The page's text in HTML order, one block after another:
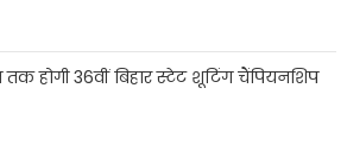
होगी 36वीं बिहार स्टेट शूटिंग चैंपियनशिप